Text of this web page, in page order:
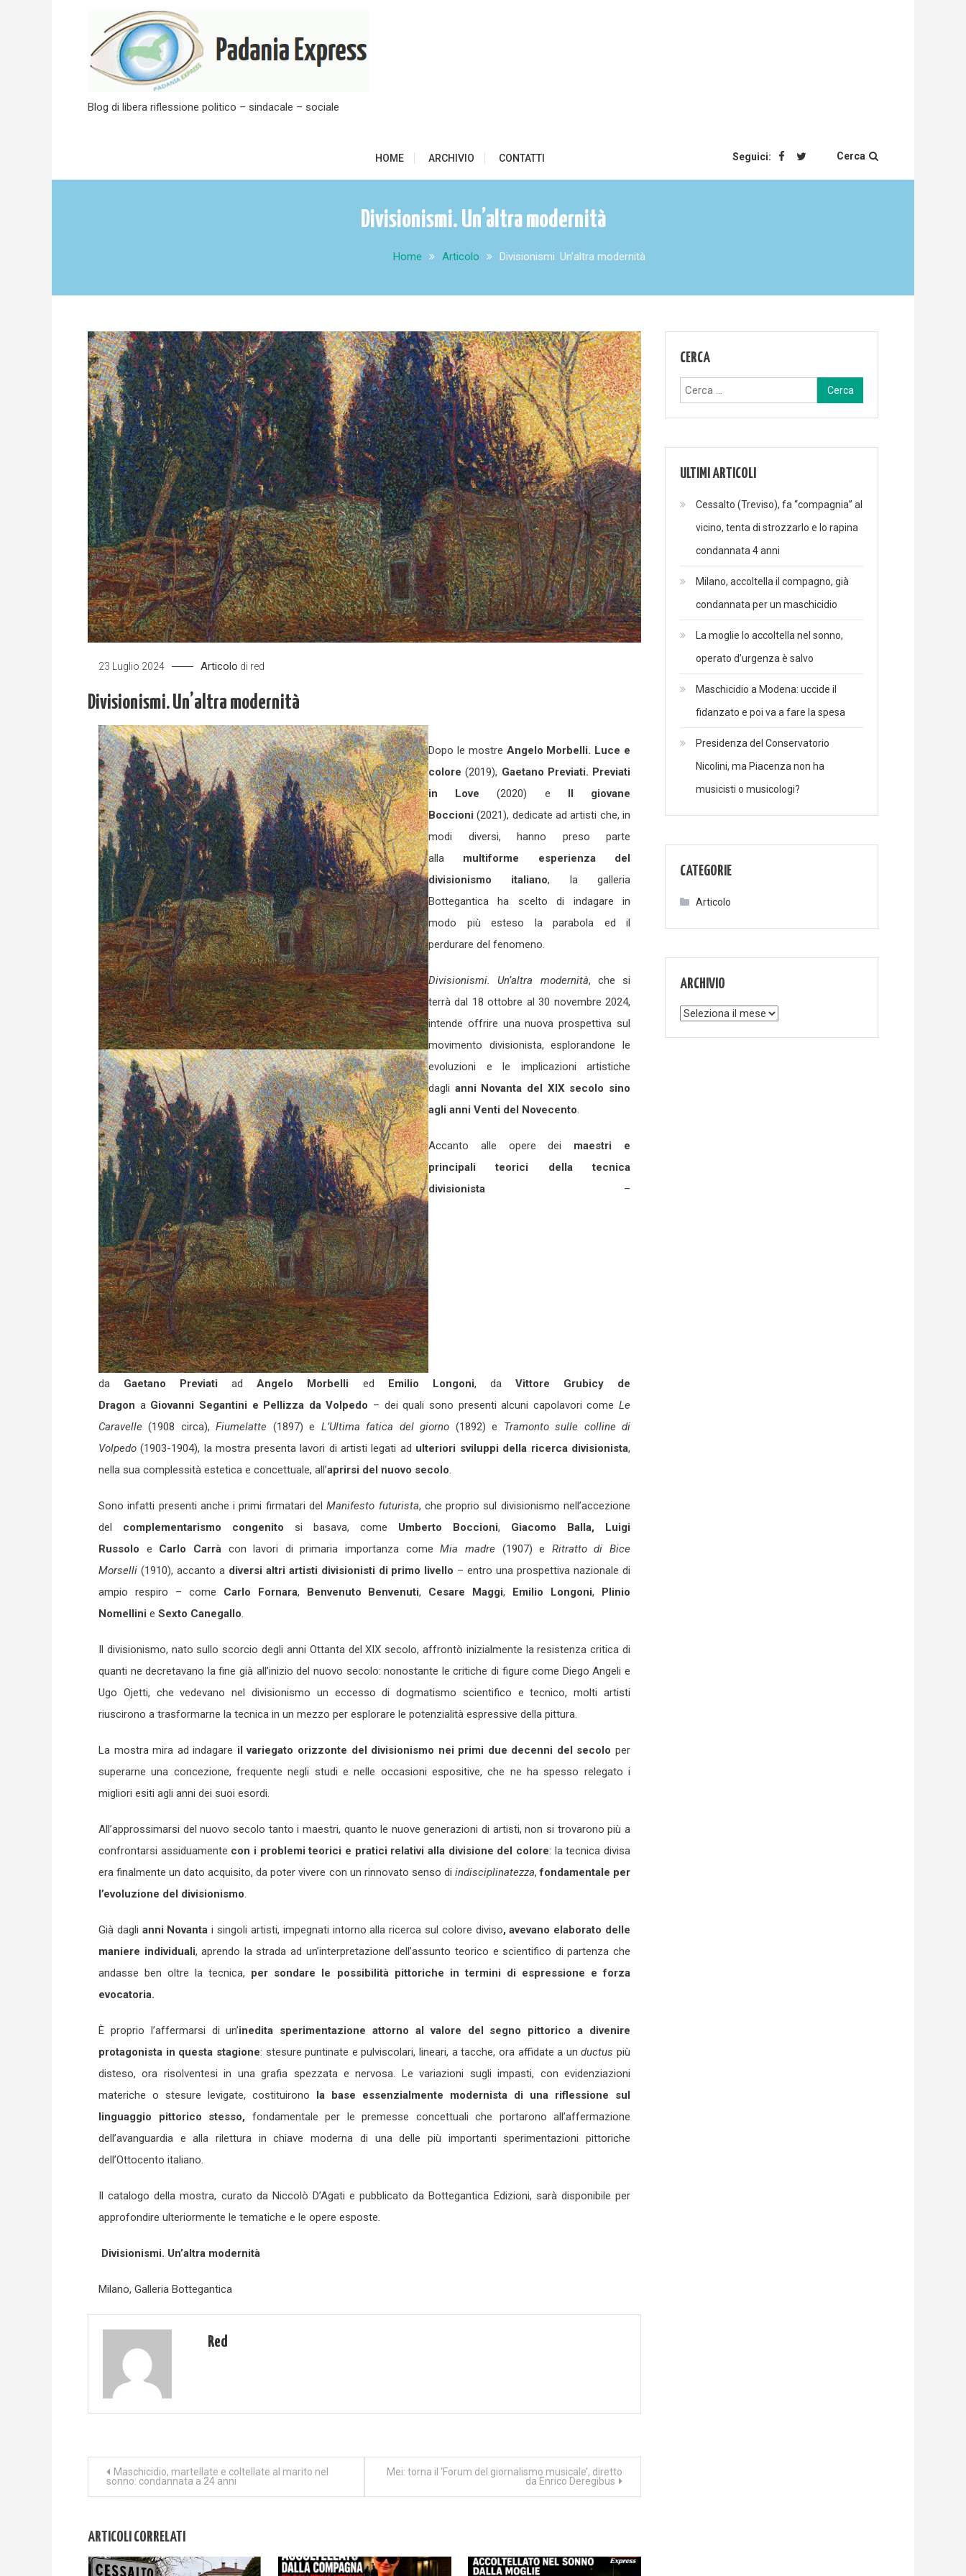
Blog di libera riflessione politico – sindacale – sociale
HOME ARCHIVIO CONTATTI Seguici: Cerca
Divisionismi. Un’altra modernità
Home Articolo Divisionismi. Un’altra modernità
23 Luglio 2024 Articolo di red
Divisionismi. Un’altra modernità
Dopo le mostre Angelo Morbelli. Luce e
colore (2019), Gaetano Previati. Previati
in Love (2020) e
Il giovane
Boccioni (2021), dedicate ad artisti che, in
modi diversi, hanno preso parte
alla multiforme
esperienza del
divisionismo italiano, la galleria
Bottegantica ha scelto di indagare in
modo più esteso la parabola ed il
perdurare del fenomeno.
Divisionismi. Un’altra modernità, che si
terrà dal 18 ottobre al 30 novembre 2024,
intende offrire una nuova prospettiva sul
movimento divisionista, esplorandone le
evoluzioni e le implicazioni artistiche
dagli anni Novanta del XIX secolo sino
agli anni Venti del Novecento.
Accanto alle opere dei maestri e
principali teorici della tecnica
divisionista –
da Gaetano Previati adAngelo Morbelli ed Emilio Longoni, da Vittore
Grubicy de
Dragon a Giovanni Segantini e Pellizza da Volpedo – dei quali sono presenti alcuni capolavori come Le
Caravelle (1908 circa),Fiumelatte (1897) e L’Ultima fatica del giorno (1892) e Tramonto sulle colline di
Volpedo(1903-1904), la mostra presenta lavori di artisti legati ad ulteriori sviluppi della ricerca divisionista,
nella sua complessità estetica e concettuale, all’aprirsi del nuovo secolo
Sono infatti presenti anche i primi firmatari delManifesto futurista, che proprio sul divisionismo nell’accezione
del complementarismo congenito si basava, come Umberto Boccioni, Giacomo Balla, Luigi
Russolo e Carlo Carràcon lavori di primaria importanza comeMia madre(1907) e Ritratto di Bice
Morselli (1910), accanto a diversi altri artisti divisionisti di primo livello – entro una prospettiva nazionale di
ampio respiro – come Carlo Fornara, Benvenuto Benvenuti, Cesare Maggi, Emilio Longoni, Plinio
Nomellini e Sexto Canegallo
Il divisionismo, nato sullo scorcio degli anni Ottanta del XIX secolo, affrontò inizialmente la resistenza critica di
quanti ne decretavano la fine già all’inizio del nuovo secolo: nonostante le critiche di figure come Diego Angeli e
Ugo Ojetti, che vedevano nel divisionismo un eccesso di dogmatismo scientifico e tecnico, molti artisti
riuscirono a trasformarne la tecnica in un mezzo per esplorare le potenzialità espressive della pittura.
La mostra mira ad indagare il variegato orizzonte del divisionismo nei primi due decenni del secolo per
superarne una concezione, frequente negli studi e nelle occasioni espositive, che ne ha spesso relegato i
migliori esiti agli anni dei suoi esordi.
All’approssimarsi del nuovo secolo tanto i maestri, quanto le nuove generazioni di artisti, non si trovarono più a
confrontarsi assiduamente con i problemi teorici e pratici relativi alla divisione del colore: la tecnica divisa
era finalmente un dato acquisito, da poter vivere con un rinnovato senso di indisciplinatezza,fondamentale per
l’evoluzione del divisionismo
Già dagli anni Novanta i singoli artisti, impegnati intorno alla ricerca sul colore diviso, avevano elaborato delle
maniere individuali, aprendo la strada ad un’interpretazione dell’assunto teorico e scientifico di partenza che
andasse ben oltre la tecnica, per sondare le possibilità pittoriche in termini di espressione e forza
evocatoria.
È proprio l’affermarsi di un’inedita sperimentazione attorno al valore del segno pittorico a divenire
protagonista in questa stagione: stesure puntinate e pulviscolari, lineari, a tacche, ora affidate a unductus più
disteso, ora risolventesi in una grafia spezzata e nervosa. Le variazioni sugli impasti, con evidenziazioni
materiche o stesure levigate, costituirono la base essenzialmente modernista di una riflessione sul
linguaggio pittorico stesso, fondamentale per le premesse concettuali che portarono all’affermazione
dell’avanguardia e alla rilettura in chiave moderna di una delle più importanti sperimentazioni pittoriche
dell’Ottocento italiano.
Il catalogo della mostra, curato da Niccolò D’Agati e pubblicato da Bottegantica Edizioni, sarà disponibile per
approfondire ulteriormente le tematiche e le opere esposte.
Divisionismi. Un’altra modernità
Milano, Galleria Bottegantica
Red
Navigazione
articoli
Maschicidio, martellate e coltellate al marito nel
sonno: condannata a 24 anni
Mei: torna il ‘Forum del giornalismo musicale’, diretto
da Enrico Deregibus
ARTICOLI CORRELATI
CERCA
Ricerca
per:
ULTIMI ARTICOLI
Cessalto (Treviso), fa “compagnia” al
vicino, tenta di strozzarlo e lo rapina
condannata 4 anni
Milano, accoltella il compagno, già
condannata per un maschicidio
La moglie lo accoltella nel sonno,
operato d’urgenza è salvo
Maschicidio a Modena: uccide il
fidanzato e poi va a fare la spesa
Presidenza del Conservatorio
Nicolini, ma Piacenza non ha
musicisti o musicologi?
CATEGORIE
Articolo
ARCHIVIO
Archivio